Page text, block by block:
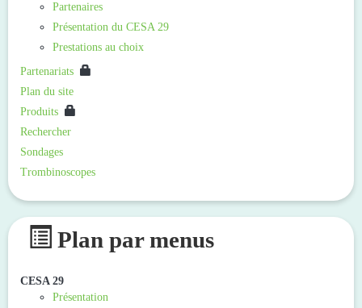
Partenaires
Présentation du CESA 29
Prestations au choix
Partenariats
Plan du site
Produits
Rechercher
Sondages
Trombinoscopes
Plan par menus
CESA 29
Présentation